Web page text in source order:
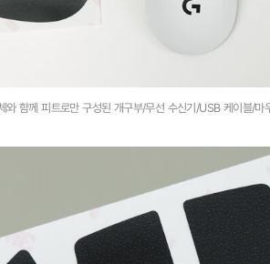
와 함께 피트로만 구성된 개구부/무선 수신기/USB 케이블/